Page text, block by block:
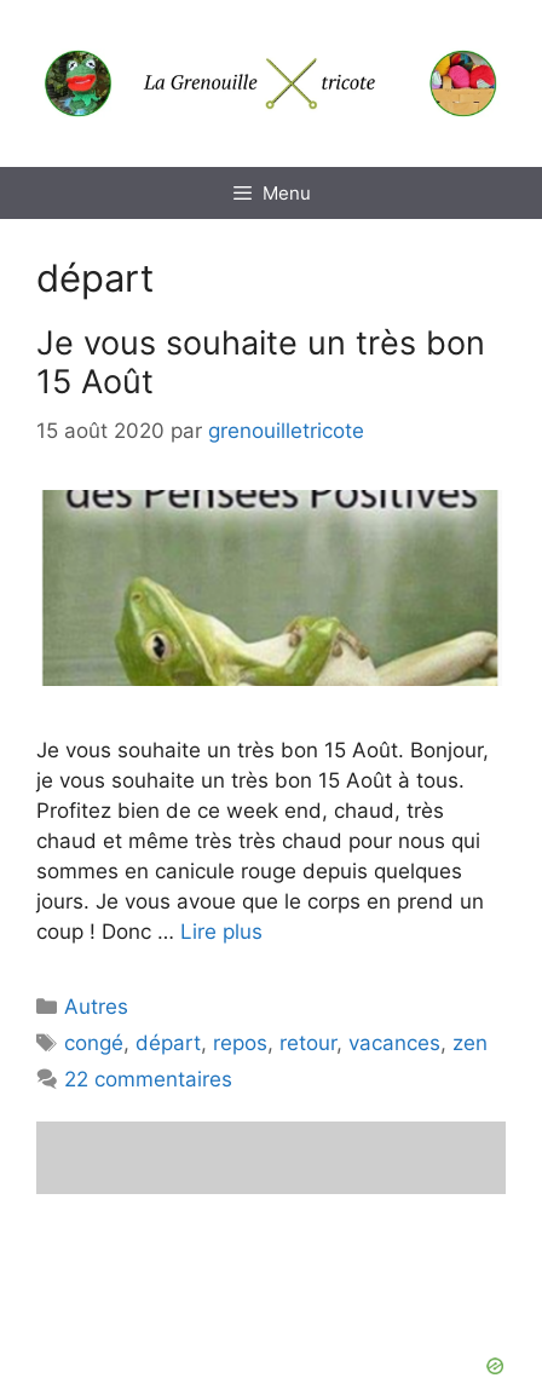
contenu
Menu
départ
Je vous souhaite un très bon
15 Août
15 août 2020 par grenouilletricote
Je vous souhaite un très bon 15 Août. Bonjour,
je vous souhaite un très bon 15 Août à tous.
Profitez bien de ce week end, chaud, très
chaud et même très très chaud pour nous qui
sommes en canicule rouge depuis quelques
jours. Je vous avoue que le corps en prend un
coup ! Donc … Lire plus
Catégories
Autres
Étiquettes
congé, départ, repos, retour,vacances, zen
22 commentaires